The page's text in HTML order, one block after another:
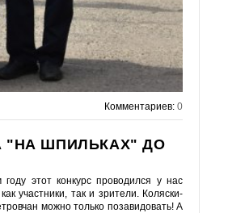
Комментариев: 0
"НА ШПИЛЬКАХ" ДО
этот конкурс проводился у нас
участники, так и зрители. Коляски-
можно только позавидовать! А